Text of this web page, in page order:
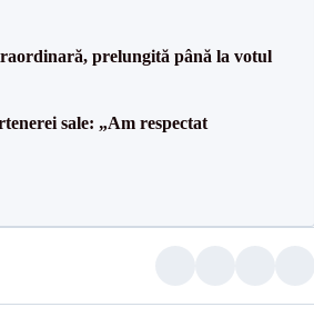
prelungită până la votul
sale: „Am respectat